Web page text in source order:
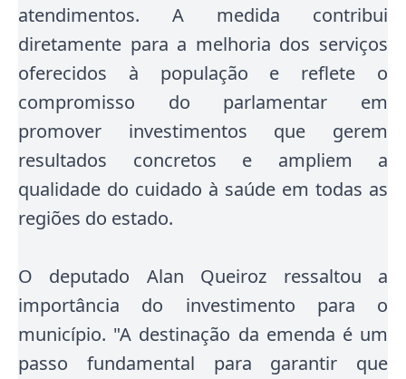
atendimentos. A medida contribui
diretamente para a melhoria dos serviços
oferecidos à população e reflete o
compromisso do parlamentar em
promover investimentos que gerem
resultados concretos e ampliem a
qualidade do cuidado à saúde em todas as
regiões do estado.
O deputado Alan Queiroz ressaltou a
importância do investimento para o
município. "A destinação da emenda é um
passo fundamental para garantir que